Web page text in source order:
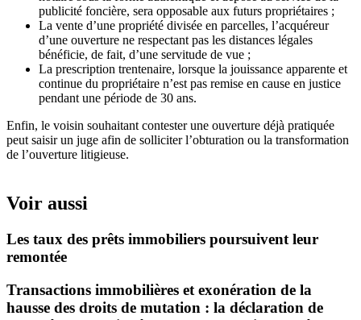
publicité foncière, sera opposable aux futurs propriétaires ;
La vente d’une propriété divisée en parcelles, l’acquéreur
d’une ouverture ne respectant pas les distances légales
bénéficie, de fait, d’une servitude de vue ;
La prescription trentenaire, lorsque la jouissance apparente et
continue du propriétaire n’est pas remise en cause en justice
pendant une période de 30 ans.
Enfin, le voisin souhaitant contester une ouverture déjà pratiquée
peut saisir un juge afin de solliciter l’obturation ou la transformation
de l’ouverture litigieuse.
Voir aussi
Les taux des prêts immobiliers poursuivent leur
remontée
Transactions immobilières et exonération de la
hausse des droits de mutation : la déclaration de